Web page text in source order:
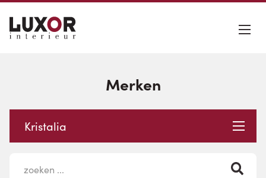
Merken
Kristalia